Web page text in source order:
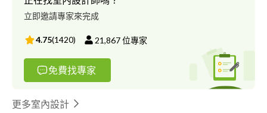
立即邀請專家來完成
4.75(1420) 21,867位專家
免費找專家
更多室內設計